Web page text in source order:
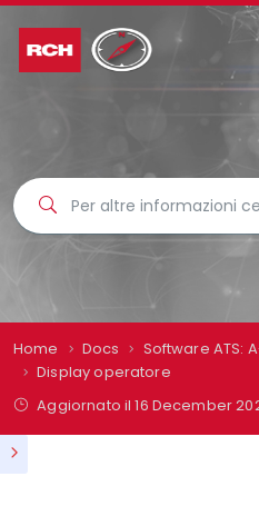
Home Docs
Software ATS:
Display operatore
Aggiornato il16 December